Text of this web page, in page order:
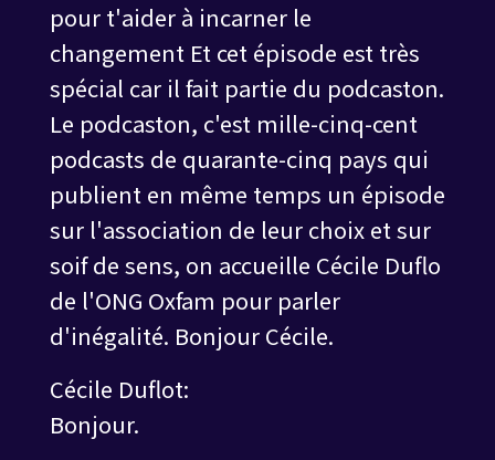
pour t'aider à incarner le
changement Et cet épisode est très
spécial car il fait partie du podcaston.
Le podcaston, c'est mille-cinq-cent
podcasts de quarante-cinq pays qui
publient en même temps un épisode
sur l'association de leur choix et sur
soif de sens, on accueille Cécile Duflo
de l'ONG Oxfam pour parler
d'inégalité. Bonjour Cécile.
Cécile Duflot:
Bonjour.